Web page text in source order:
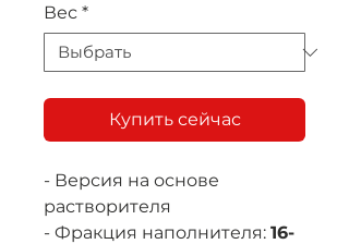
Вес *
Купить сейчас
- Версия на основе
растворителя
- Фракция наполнителя: 16-